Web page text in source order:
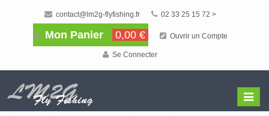
contact@lm2g-flyfishing.fr 02 33 25 15 72 >
Mon Panier 0,00 € Ouvrir un Compte
Se Connecter
Menu